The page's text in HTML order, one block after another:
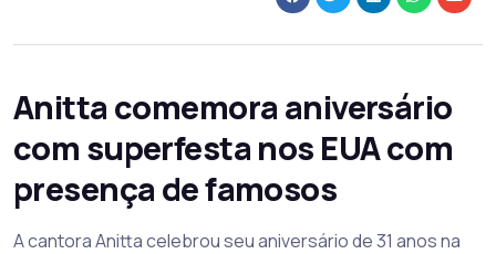
Anitta comemora aniversário
com superfesta nos EUA com
presença de famosos
A cantora Anitta celebrou seu aniversário de 31 anos na